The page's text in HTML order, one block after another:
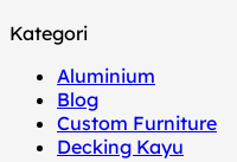
Kategori
Aluminium
Blog
Custom Furniture
Decking Kayu